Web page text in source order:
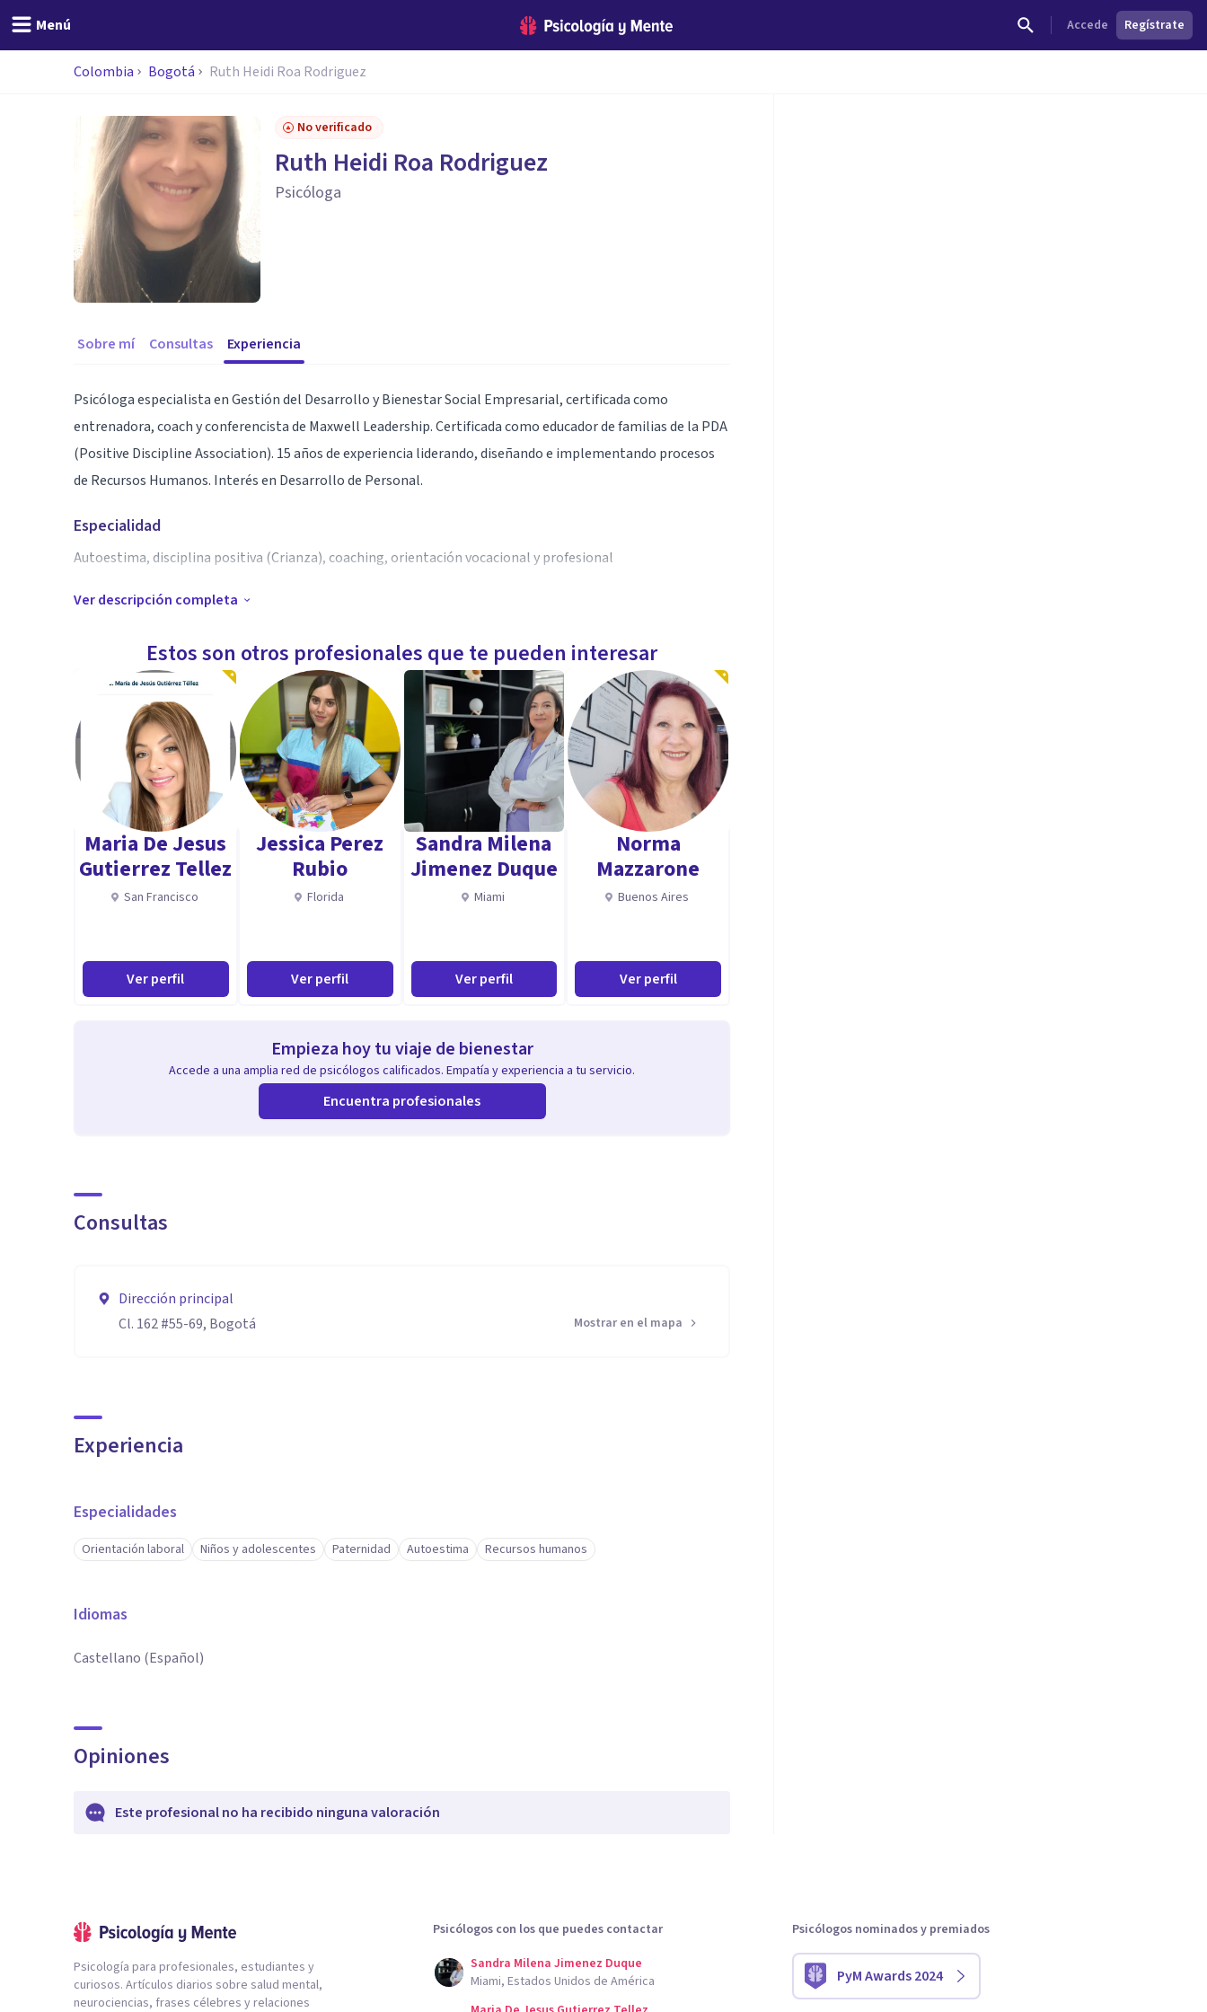
Menú Accede Regístrate
Colombia Bogotá Ruth Heidi Roa Rodriguez
No verificado
Ruth Heidi Roa Rodriguez
Psicóloga
Sobre mí Consultas Experiencia
Psicóloga especialista en Gestión del Desarrollo y Bienestar Social Empresarial, certificada como
entrenadora, coach y conferencista de Maxwell Leadership. Certificada como educador de familias de la PDA
(Positive Discipline Association). 15 años de experiencia liderando, diseñando e implementando procesos
de Recursos Humanos. Interés en Desarrollo de Personal.
Especialidad
Autoestima, disciplina positiva (Crianza), coaching, orientación vocacional y profesional
Aptitudes
vocacional), entrenamiento a lideres y equipos de trabajo, coaching de vida
Ver descripción completa
Estos son otros profesionales que te pueden interesar
Maria De Jesus
Gutierrez Tellez
San Francisco
Ver perfil
Jessica Perez
Rubio
Florida
Ver perfil
Sandra Milena
Jimenez Duque
Miami
Ver perfil
Norma
Mazzarone
Buenos Aires
Ver perfil
Empieza hoy tu viaje de bienestar
Accede a una amplia red de psicólogos calificados. Empatía y experiencia a tu servicio.
Encuentra profesionales
Consultas
Dirección principal
Cl. 162 #55-69, Bogotá
Mostrar en el mapa
Experiencia
Especialidades
Orientación laboral Niños y adolescentes Paternidad Autoestima Recursos humanos
Idiomas
Castellano (Español)
Opiniones
Este profesional no ha recibido ninguna valoración
Psicología para profesionales, estudiantes y
curiosos. Artículos diarios sobre salud mental,
neurociencias, frases célebres y relaciones
Psicólogos con los que puedes contactar
Sandra Milena Jimenez Duque
Miami, Estados Unidos de América
Psicólogos nominados y premiados
PyM Awards 2024